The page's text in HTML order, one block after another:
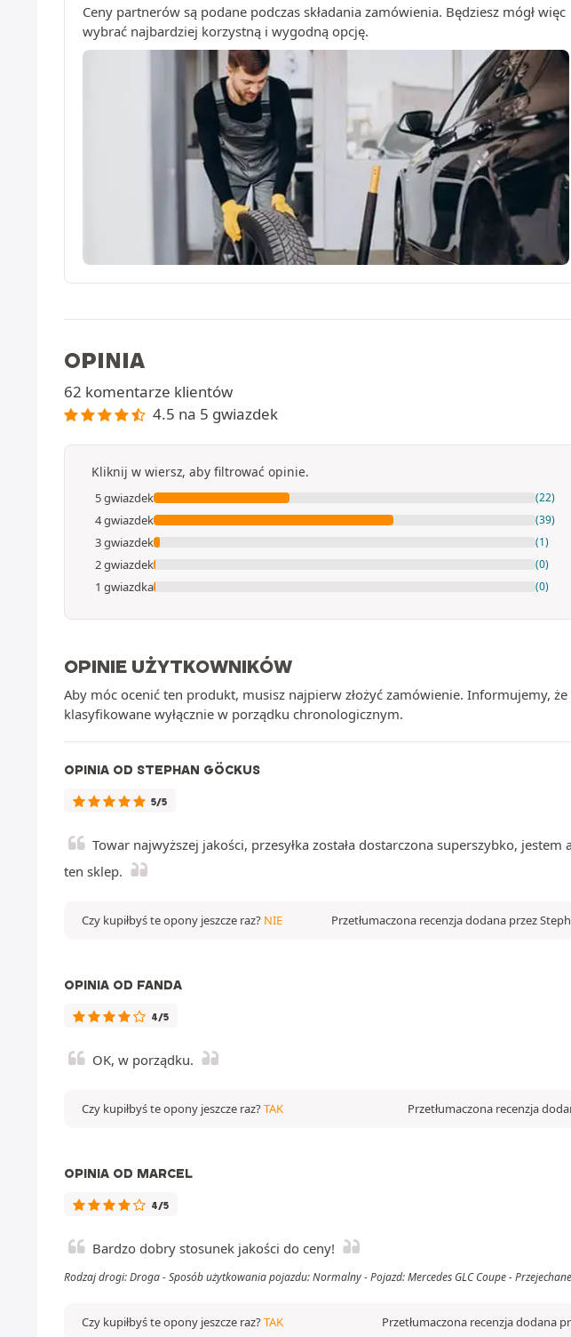
Ceny partnerów są podane podczas składania zamówienia. Będziesz mógł więc
wybrać najbardziej korzystną i wygodną opcję.
OPINIA
62 komentarze klientów
4.5 na 5 gwiazdek
Kliknij w wiersz, aby filtrować opinie.
5 gwiazdek (22)
4 gwiazdek (39)
3 gwiazdek (1)
2 gwiazdek (0)
1 gwiazdka (0)
OPINIE UŻYTKOWNIKÓW
Aby móc ocenić ten produkt, musisz najpierw złożyć zamówienie. Informujemy,
klasyfikowane wyłącznie w porządku chronologicznym.
OPINIA OD STEPHAN GÖCKUS
5/5
Towar najwyższej jakości, przesyłka została dostarczona superszybko,
ten sklep.
Przetłumaczona recenzja dodana przez
Czy kupiłbyś te opony jeszcze raz? NIE
OPINIA OD FANDA
4/5
OK, w porządku.
Przetłumaczona recenzja
Czy kupiłbyś te opony jeszcze raz?TAK
OPINIA OD MARCEL
4/5
Bardzo dobry stosunek jakości do ceny!
Rodzaj drogi: Droga - Sposób użytkowania pojazdu: Normalny - Pojazd: Mercedes GLC Coupe -
Przetłumaczona recenzja dodana
Czy kupiłbyś te opony jeszcze raz?TAK